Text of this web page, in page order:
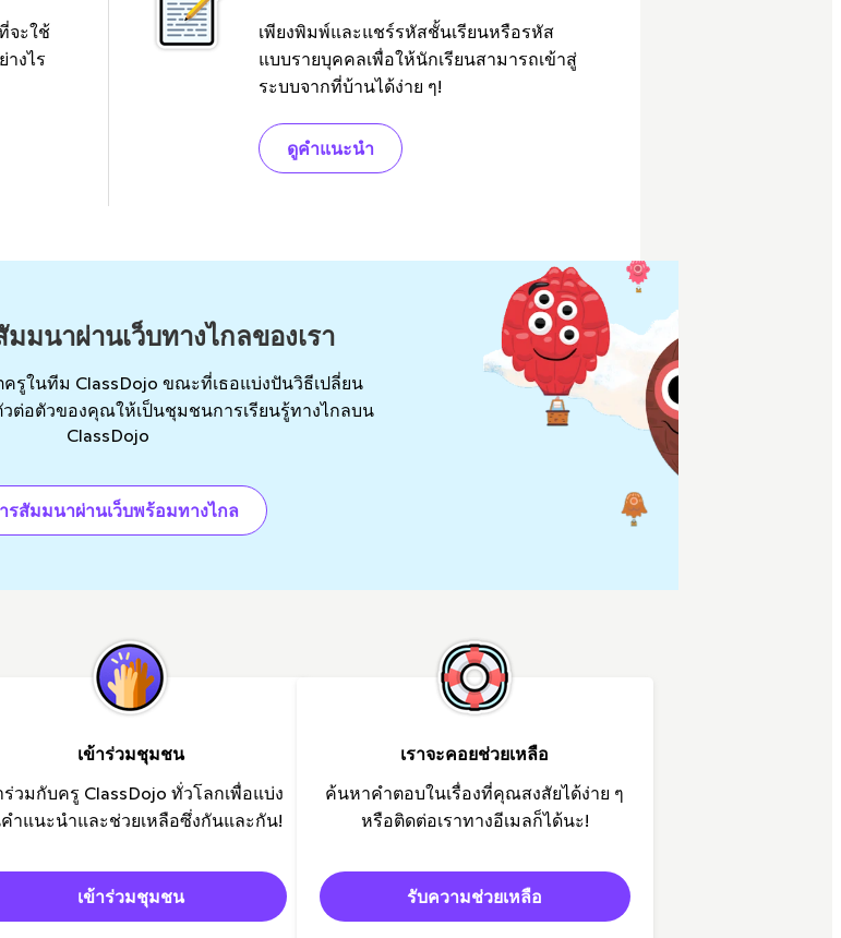
จะใช้
างไร
เพียงพิมพ์และแชร์รหัสชั้นเรียนหรือรหัส
แบบรายบุคคลเพื่อให้นักเรียนสามารถเข้าสู่
ระบบจากที่บ้านได้ง่าย ๆ!
ดูคำแนะนำ
มนาผ่านเว็บทางไกลของเรา
ครูในทีม ClassDojo ขณะที่เธอแบ่งปันวิธีเปลี่ยน
ต่อตัวของคุณให้เป็นชุมชนการเรียนรู้ทางไกลบน
ClassDojo
รสัมมนาผ่านเว็บพร้อมทางไกล
เข้าร่วมชุมชน
ร่วมกับครู ClassDojo ทั่วโลกเพื่อแบ่ง
ำแนะนำและช่วยเหลือซึ่งกันและกัน!
เข้าร่วมชุมชน
เราจะคอยช่วยเหลือ
ค้นหาคำตอบในเรื่องที่คุณสงสัยได้ง่าย ๆ
หรือติดต่อเราทางอีเมลก็ได้นะ!
รับความช่วยเหลือ